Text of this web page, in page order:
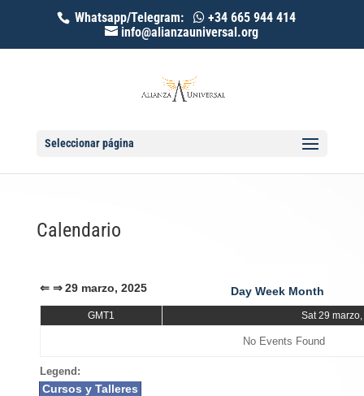
Whatsapp/Telegram:
+34 665 944 414
info@alianzauniversal.org
Seleccionar página
Calendario
⇐ ⇒ 29 marzo, 2025 Day Week Month
GMT1 Sat 29
No Events Found
Legend:
Cursos y Talleres